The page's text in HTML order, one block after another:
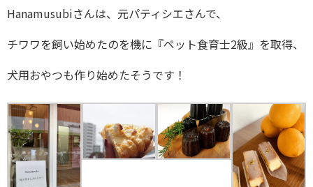
Hanamusubiさんは、元パティシエさんで、
チワワを飼い始めたのを機に『ペット食育士2級』を取得、
犬用おやつも作り始めたそうです！